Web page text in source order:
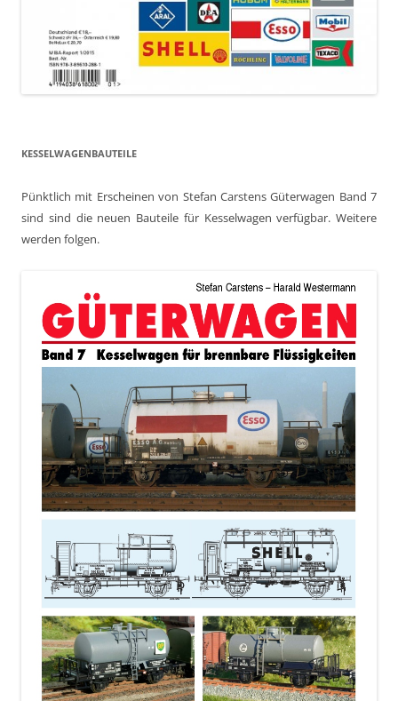
KESSELWAGENBAUTEILE
Pünktlich mit Erscheinen von Stefan Carstens Güterwagen Band 7
sind sind die neuen Bauteile für Kesselwagen verfügbar. Weitere
werden folgen.